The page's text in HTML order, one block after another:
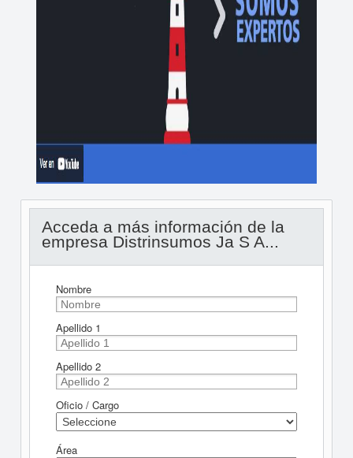
Acceda a más información de la
empresa Distrinsumos Ja S A...
Nombre
Apellido 1
Apellido 2
Oficio / Cargo
Área